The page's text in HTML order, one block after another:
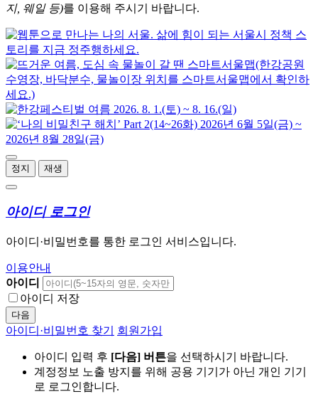
지, 웨일 등)를 이용해 주시기 바랍니다.
정지 재생
아이디 로그인
아이디·비밀번호를 통한 로그인 서비스입니다.
이용안내
아이디
아이디 저장
다음
아이디·비밀번호 찾기 회원가입
아이디 입력 후 [다음] 버튼을 선택하시기 바랍니다.
계정정보 노출 방지를 위해 공용 기기가 아닌 개인 기기
로 로그인합니다.